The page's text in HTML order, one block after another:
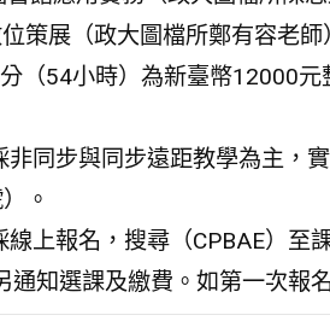
策展（政大圖檔所鄭有容老師
（54小時）為新臺幣12000
非同步與同步遠距教學為主，
。
上報名，搜尋（CPBAE）至
通知選課及繳費。如第一次報